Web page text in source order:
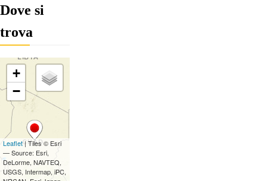
Dove si
trova